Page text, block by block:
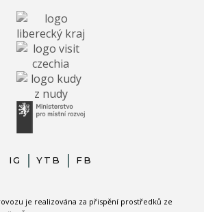
IG YTB FB
je realizována za přispění prostředků ze